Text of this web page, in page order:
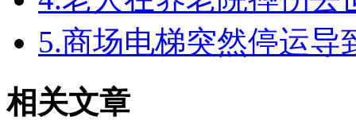
5.商场电梯突然停运
相关文章